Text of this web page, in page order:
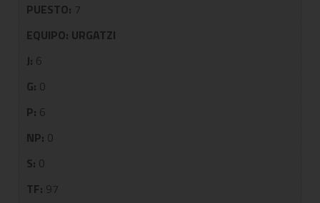
PUESTO: 7
EQUIPO: URGATZI
J: 6
G: 0
P: 6
NP: 0
S: 0
TF: 97